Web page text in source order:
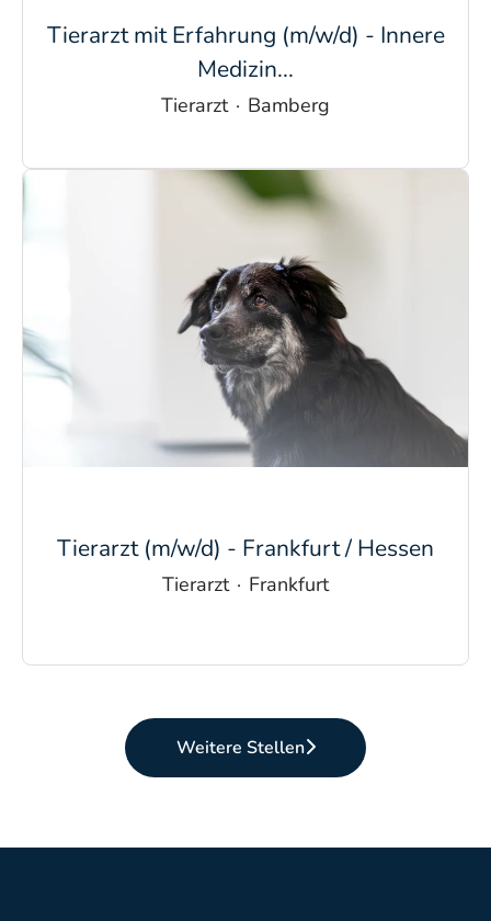
Tierarzt mit Erfahrung (m/w/d) - Innere
Medizin...
Tierarzt · Bamberg
Tierarzt (m/w/d) - Frankfurt / Hessen
Tierarzt · Frankfurt
Weitere Stellen